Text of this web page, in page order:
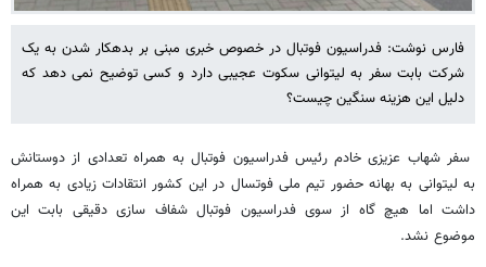
فارس نوشت: فدراسیون فوتبال در خصوص خبری مبنی بر بدهکار شدن به یک
شرکت بابت سفر به لیتوانی سکوت عجیبی دارد و کسی توضیح نمی دهد که
دلیل این هزینه سنگین چیست؟
سفر شهاب عزیزی خادم رئیس فدراسیون فوتبال به همراه تعدادی از دوستانش
به لیتوانی به بهانه حضور تیم ملی فوتسال در این کشور انتقادات زیادی به همراه
داشت اما هیچ گاه از سوی فدراسیون فوتبال شفاف سازی دقیقی بابت این
موضوع نشد.